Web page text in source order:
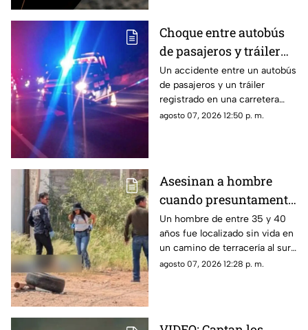
Choque entre autobús
de pasajeros y tráiler
deja 10 lesionados en
carretera cercana a
Camargo; conductor
huyó del lugar
Un accidente entre un autobús
de pasajeros y un tráiler
registrado en una carretera
cercana a Camargo dejó al
agosto 07, 2026 12:50 p. m.
Asesinan a hombre
cuando presuntamente
se dirigía a trabajar en
colonia Los Llanos de
Chihuahua
Un hombre de entre 35 y 40
años fue localizado sin vida en
un camino de terracería al sur
de la ciudad de Chihuahua.
agosto 07, 2026 12:28 p. m.